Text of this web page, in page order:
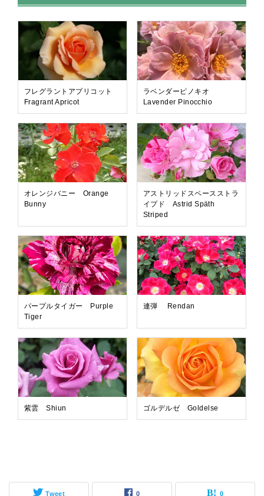
フレグラントアプリコット
Fragrant Apricot
ラベンダーピノキオ
Lavender Pinocchio
オレンジバニー Orange
Bunny
アストリッドスペースストラ
イプド Astrid Späth
Striped
パープルタイガー Purple
Tiger
連弾 Rendan
紫雲 Shiun ゴルデルゼ Goldelse
Tweet 0 0